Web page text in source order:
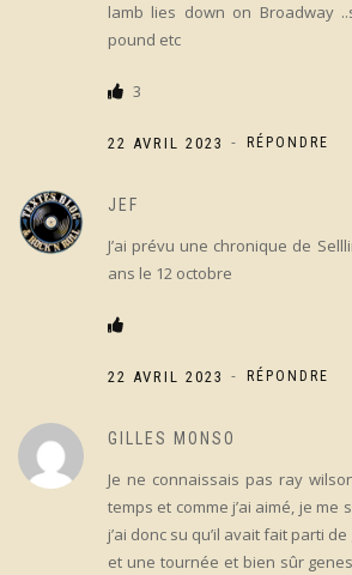
lamb lies down on Broadway
pound etc
3
22 AVRIL 2023 - RÉPONDRE
JEF
J’ai prévu une chronique de
ans le 12 octobre
22 AVRIL 2023 - RÉPONDRE
GILLES MONSO
Je ne connaissais pas ray
temps et comme j’ai aimé, je me
j’ai donc su qu’il avait fait parti
et une tournée et bien sûr